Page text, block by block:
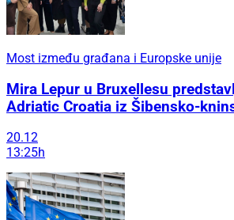
Most između građana i Europske unije
Mira Lepur u Bruxellesu
Adriatic Croatia iz Šibensko-
20.12
13:25h